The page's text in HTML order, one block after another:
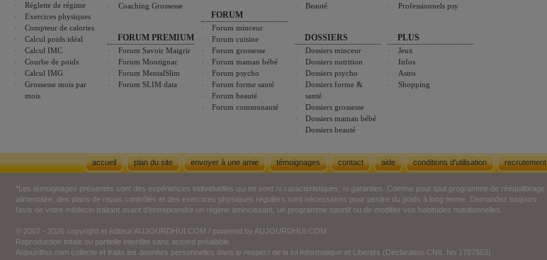
Réglette de régime
Exercices physiques
Compteur de calories
Calcul poids idéal
Calcul IMC
Courbe de poids
Calcul IMG
Grossesse mois par
mois
Coaching Grossesse
FORUM PREMIUM
Forum Savoir Maigrir
Forum Montignac
Forum MentalSlim
Forum SLIM data
FORUM
Forum minceur
Forum cuisine
Forum grossesse
Forum maman bébé
Forum psycho
Forum forme santé
Forum beauté
Forum communauté
Beauté
DOSSIERS
Dossiers minceur
Dossiers nutrition
Dossiers psycho
Dossiers forme &
santé
Dossiers grossesse
Dossiers maman bébé
Dossiers beauté
Professionnels psy
PLUS
Jeux
Infos
Astro
Shopping
accueil plan du site envoyer à une amie témoignages contact aide conditions d'utilisation recrutement
*Les témoignages présentés sont des expériences individuelles qui ne sont ni caractéristiques, ni garanties. Comme pour tout programme de rééquilibrage
alimentaire, des plans de repas contrôlés et des exercices physiques réguliers sont nécessaires pour perdre du poids à long terme. Demandez toujours
l'avis de votre médecin traitant avant d'entreprendre un régime amincissant, un programme sportif ou de modifier vos habitudes nutritionnelles.
© 2007 - 2026 copyright et éditeur AUJOURDHUI.COM / powered by AUJOURDHUI.COM
Reproduction totale ou partielle interdite sans accord préalable.
Aujourdhui.com collecte et traite les données personnelles dans le respect de la loi Informatique et Libertés (Déclaration CNIL No 1787863).